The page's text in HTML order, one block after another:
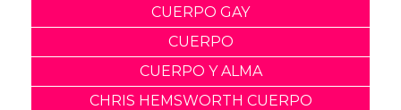
CUERPO GAY
CUERPO
CUERPO Y ALMA
CHRIS HEMSWORTH CUERPO